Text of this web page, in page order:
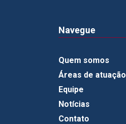
Navegue
Quem somos
Áreas de atuação
Equipe
Notícias
Contato